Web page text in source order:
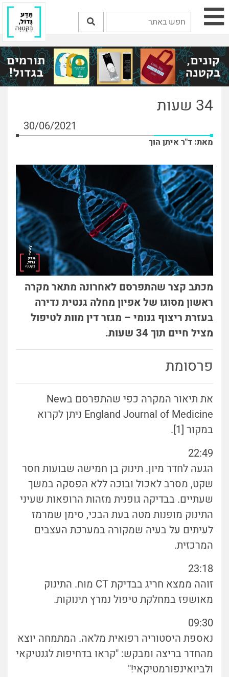
34 שעות
30/06/2021
מאת: ד"ר איתן הוך
מכתב קצר שהתפרסם לאחרונה מתאר מקרה
ראשון מסוגו של אפיון מחלה גנטית נדירה
בעזרת ריצוף גנומי – מגזר דין מוות לטיפול
מציל חיים תוך 34 שעות.
פרסומת
את תיאור המקרה כפי שהתפרסם בNew
England Journal of Medicine ניתן לקרוא
במקור [1].
22:49
הגעה לחדר מיון. תינוק בן חמישה שבועות חסר
שקט, מסרב לאכול ובוכה ללא הפסקה במשך
שעתיים. בבדיקה גופנית מזהות הרופאות שעיני
התינוק מופנות מטה בעת הבכי, סימן שמרמז
לעיתים על בעיה שמקורה במערכת העצבים
המרכזית.
23:18
זוהה ממצא חריג בבדיקת CT מוח. התינוק
מאושפז במחלקת טיפול נמרץ תינוקות.
09:30
נאספת היסטוריה רפואית מלאה. המתמחה יוצא
מהחדר בריצה ומבקש: "קראו בדחיפות לגנטיקאי
ולביואינפורמטיקאי!"